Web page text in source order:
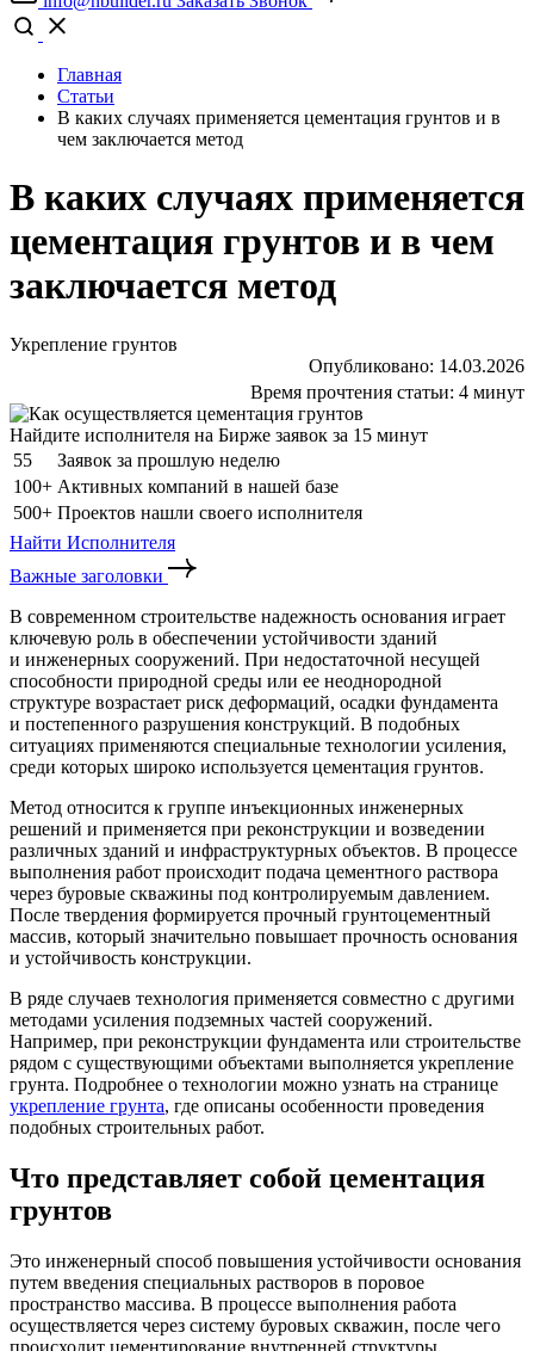
Главная
Статьи
В каких случаях применяется цементация грунтов и в
чем заключается метод
В каких случаях применяется
цементация грунтов и в чем
заключается метод
Укрепление грунтов
Опубликовано: 14.03.2026
Время прочтения статьи: 4 минут
Найдите исполнителя на Бирже заявок за 15 минут
55
Заявок за прошлую неделю
100+ Активных компаний в нашей базе
500+ Проектов нашли своего исполнителя
Найти Исполнителя
Важные заголовки
В современном строительстве надежность основания играет
ключевую роль в обеспечении устойчивости зданий
и инженерных сооружений. При недостаточной несущей
способности природной среды или ее неоднородной
структуре возрастает риск деформаций, осадки фундамента
и постепенного разрушения конструкций. В подобных
ситуациях применяются специальные технологии усиления,
среди которых широко используется цементация грунтов.
Метод относится к группе инъекционных инженерных
решений и применяется при реконструкции и возведении
различных зданий и инфраструктурных объектов. В процессе
выполнения работ происходит подача цементного раствора
через буровые скважины под контролируемым давлением.
После твердения формируется прочный грунтоцементный
массив, который значительно повышает прочность основания
и устойчивость конструкции.
В ряде случаев технология применяется совместно с другими
методами усиления подземных частей сооружений.
Например, при реконструкции фундамента или строительстве
рядом с существующими объектами выполняется укрепление
грунта. Подробнее о технологии можно узнать на странице
укрепление грунта, где описаны особенности проведения
подобных строительных работ.
Что представляет собой цементация
грунтов
Это инженерный способ повышения устойчивости основания
путем введения специальных растворов в поровое
пространство массива. В процессе выполнения работа
осуществляется через систему буровых скважин, после чего
происходит цементирование внутренней структуры.